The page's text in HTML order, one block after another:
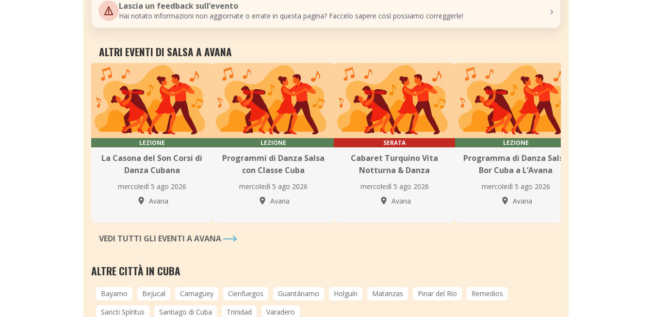
Lascia un feedback sull’evento
Hai notato informazioni non aggiornate o errate in questa pagina? Faccelo sapere così possiamo correggerle! ›
ALTRI EVENTI DI SALSA A AVANA
LEZIONE
La Casona del Son Corsi di
Danza Cubana
mercoledì 5 ago 2026
Avana
LEZIONE
Programmi di Danza Salsa
con Classe Cuba
mercoledì 5 ago 2026
Avana
SERATA
Cabaret Turquino Vita
Notturna & Danza
mercoledì 5 ago 2026
Avana
LEZIONE
Programma di Danza Salsa
Bor Cuba a L’Avana
mercoledì 5 ago 2026
Avana
VEDI TUTTI GLI EVENTI A AVANA
ALTRE CITTÀ IN CUBA
Bayamo Bejucal Camagüey Cienfuegos Guantánamo Holguín Matanzas Pinar del Río
Remedios
Sancti Spíritus
Santiago di Cuba Trinidad Varadero